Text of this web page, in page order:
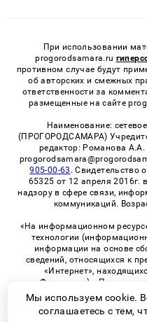
При использовании
progorodsamara.ru
противном случае будут
об авторских и смежных
ответственности за
размещенные на сайте
Наименование: сетевое
(ПРОГОРОДСАМАРА)
редактор: Романова А.А.
905-00-63 . Свидетельство
65325 от 12 апреля 2016г.
надзору в сфере связи,
коммуникаций.
«На информационном
технологии
информации на основе
сведений, относящихся к
«Интернет»,
Федерации)». Правила
технологий в виджетах
Мы используем cookie.
соглашаетесь с тем,